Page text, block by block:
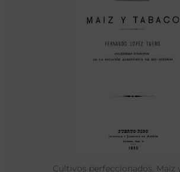
Cultivos perfeccionados. Maíz